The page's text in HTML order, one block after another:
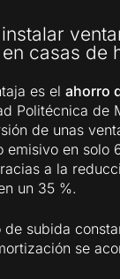
casas de
es elahorro
Politécnica de
de unas
emisivo en solo
a la
un 35 %.
de subida
se